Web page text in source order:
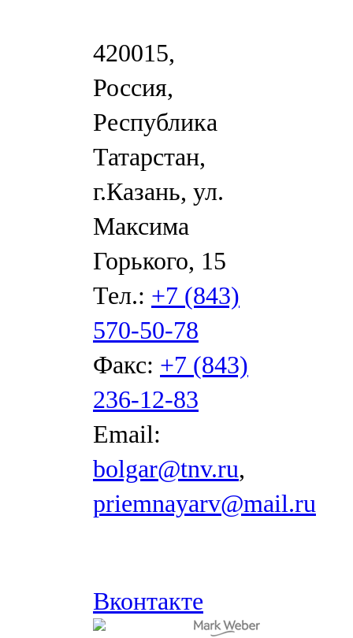
420015,
Россия,
Республика
Татарстан,
г.Казань, ул.
Максима
Горького, 15
Тел.: +7 (843)
570-50-78
Факс: +7 (843)
236-12-83
Email:
bolgar@tnv.ru,
priemnayarv@mail.ru
Вконтакте